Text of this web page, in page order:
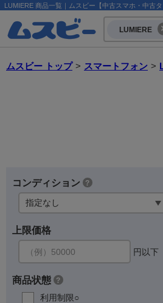
LUMIERE 商品一覧｜ムスビー【中古スマホ・中古タ
LUMIERE
ムスビー トップ > スマートフォン >
コンディション ?
上限価格
円以下
商品状態 ?
利用制限○